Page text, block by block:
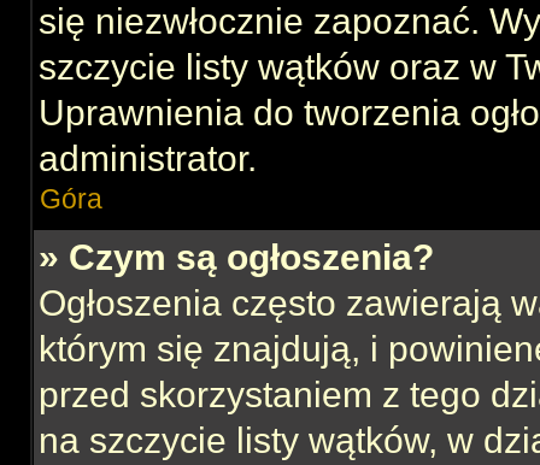
się niezwłocznie zapoznać.
szczycie listy wątków oraz w
Uprawnienia do tworzenia
administrator.
Góra
» Czym są ogłoszenia?
Ogłoszenia często zawierają
którym się znajdują, i
przed skorzystaniem z tego
na szczycie listy wątków, w